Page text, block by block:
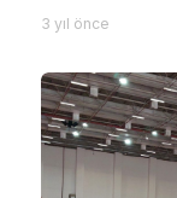
3 yıl önce